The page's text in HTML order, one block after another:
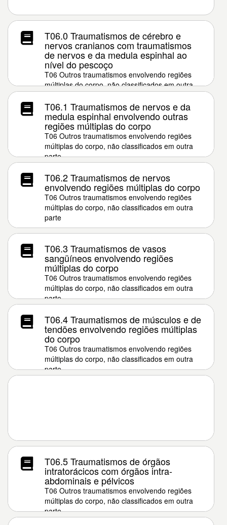
T06.0 Traumatismos de cérebro e
nervos cranianos com traumatismos
de nervos e da medula espinhal ao
nível do pescoço
T06 Outros traumatismos envolvendo regiões
múltiplas do corpo, não classificados em outra
parte
T06.1 Traumatismos de nervos e da
medula espinhal envolvendo outras
regiões múltiplas do corpo
T06 Outros traumatismos envolvendo regiões
múltiplas do corpo, não classificados em outra
parte
T06.2 Traumatismos de nervos
envolvendo regiões múltiplas do corpo
T06 Outros traumatismos envolvendo regiões
múltiplas do corpo, não classificados em outra
parte
T06.3 Traumatismos de vasos
sangüíneos envolvendo regiões
múltiplas do corpo
T06 Outros traumatismos envolvendo regiões
múltiplas do corpo, não classificados em outra
parte
T06.4 Traumatismos de músculos e de
tendões envolvendo regiões múltiplas
do corpo
T06 Outros traumatismos envolvendo regiões
múltiplas do corpo, não classificados em outra
parte
T06.5 Traumatismos de órgãos
intratorácicos com órgãos intra-
abdominais e pélvicos
T06 Outros traumatismos envolvendo regiões
múltiplas do corpo, não classificados em outra
parte